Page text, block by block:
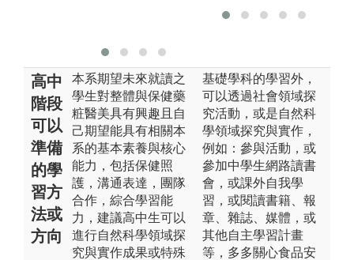
食品營養與保
高中
階段
可以
準備
的學
習方
法或
方向
本系期望未來就讀之
學生對整體與保健藥
粧醫美具有興趣且自
己期望能具有相關本
系的基本素養與核心
能力，包括保健照
護，溝通表達，團隊
合作，綜合學習能
力，建議高中生可以
進行自然科學領域探
究與實作成果或特殊
基礎學科的學習外，
可以透過社會領域探
究活動，或是自然科
學領域探究與實作，
例如：參與活動，或
參加中學生網路讀書
會，或課外自我學
習，或閱讀書籍、報
章、雜誌、媒體，或
其他自主學習計畫
等，多多關心食品安